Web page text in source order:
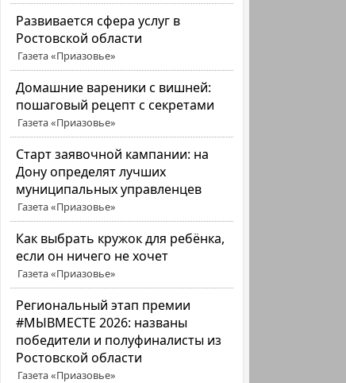
Развивается сфера услуг в
Ростовской области
Газета «Приазовье»
Домашние вареники с вишней:
пошаговый рецепт с секретами
Газета «Приазовье»
Старт заявочной кампании: на
Дону определят лучших
муниципальных управленцев
Газета «Приазовье»
Как выбрать кружок для ребёнка,
если он ничего не хочет
Газета «Приазовье»
Региональный этап премии
#МЫВМЕСТЕ 2026: названы
победители и полуфиналисты из
Ростовской области
Газета «Приазовье»